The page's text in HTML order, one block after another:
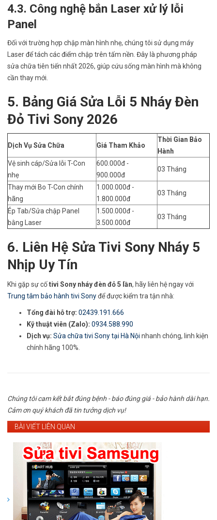
4.3. Công nghệ bắn Laser xử lý lỗi
Panel
Đối với trường hợp chập màn hình nhẹ, chúng tôi sử dụng máy
Laser để tách các điểm chập trên tấm nền. Đây là phương pháp
sửa chữa tiên tiến nhất 2026, giúp cứu sống màn hình mà không
cần thay mới.
5. Bảng Giá Sửa Lỗi 5 Nháy Đèn
Đỏ Tivi Sony 2026
Dịch Vụ Sửa Chữa Giá Tham Khảo
Thời Gian Bảo
Hành
Vệ sinh cáp/Sửa lỗi T-Con
nhẹ
600.000đ -
900.000đ
03 Tháng
Thay mới Bo T-Con chính
hãng
1.000.000đ -
1.800.000đ
03 Tháng
Ép Tab/Sửa chập Panel
bằng Laser
1.500.000đ -
3.500.000đ
03 Tháng
6. Liên Hệ Sửa Tivi Sony Nháy 5
Nhịp Uy Tín
Khi gặp sự cốtivi Sony nháy đèn đỏ 5 lần, hãy liên hệ ngay với
Trung tâm bảo hành tivi Sonyđể được kiểm tra tận nhà:
Tổng đài hỗ trợ: 02439.191.666
Kỹ thuật viên (Zalo): 0934.588.990
Dịch vụ: Sửa chữa tivi Sony tại Hà Nội nhanh chóng, linh kiện
chính hãng 100%.
Chúng tôi cam kết bắt đúng bệnh - báo đúng giá - bảo hành dài hạn.
Cảm ơn quý khách đã tin tưởng dịch vụ!
BÀI VIẾT LIÊN QUAN